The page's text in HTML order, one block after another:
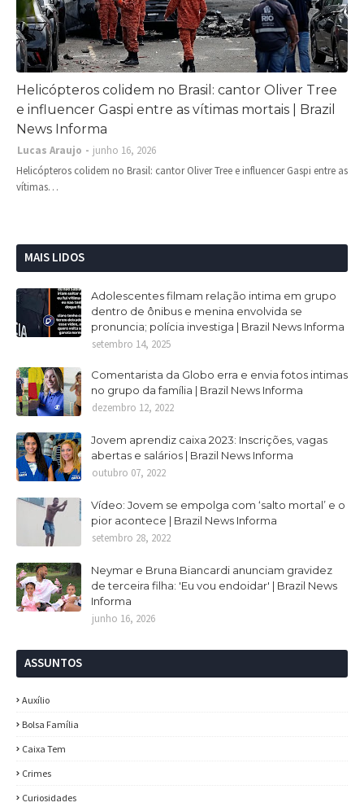
Helicópteros colidem no Brasil: cantor Oliver Tree
e influencer Gaspi entre as vítimas mortais | Brazil
News Informa
Lucas Araujo
junho 16, 2026
Helicópteros colidem no Brasil: cantor Oliver Tree e influencer Gaspi entre as
vítimas…
MAIS LIDOS
Adolescentes filmam relação intima em grupo
dentro de ônibus e menina envolvida se
pronuncia; polícia investiga | Brazil News Informa
setembro 14, 2025
Comentarista da Globo erra e envia fotos intimas
no grupo da família | Brazil News Informa
dezembro 12, 2022
Jovem aprendiz caixa 2023: Inscrições, vagas
abertas e salários | Brazil News Informa
outubro 07, 2022
Vídeo: Jovem se empolga com ‘salto mortal’ e o
pior acontece | Brazil News Informa
setembro 28, 2022
Neymar e Bruna Biancardi anunciam gravidez
de terceira filha: 'Eu vou endoidar' | Brazil News
Informa
junho 16, 2026
ASSUNTOS
Auxílio
Bolsa Família
Caixa Tem
Crimes
Curiosidades